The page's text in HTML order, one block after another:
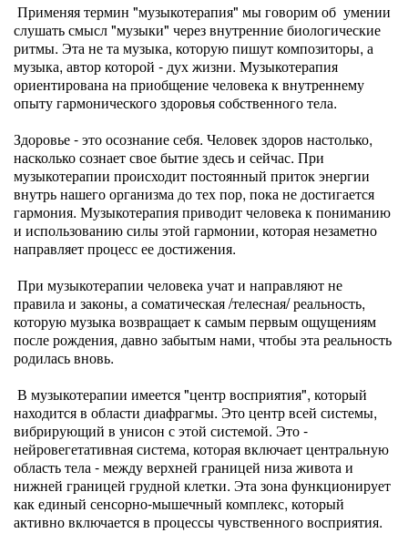
Применяя термин "музыкотерапия" мы говорим об умении
слушать смысл "музыки" через внутренние биологические
ритмы. Эта не та музыка, которую пишут композиторы, а
музыка, автор которой - дух жизни. Музыкотерапия
ориентирована на приобщение человека к внутреннему
опыту гармонического здоровья собственного тела.
Здоровье - это осознание себя. Человек здоров настолько,
насколько сознает свое бытие здесь и сейчас. При
музыкотерапии происходит постоянный приток энергии
внутрь нашего организма до тех пор, пока не достигается
гармония. Музыкотерапия приводит человека к пониманию
и использованию силы этой гармонии, которая незаметно
направляет процесс ее достижения.
При музыкотерапии человека учат и направляют не
правила и законы, а соматическая /телесная/ реальность,
которую музыка возвращает к самым первым ощущениям
после рождения, давно забытым нами, чтобы эта реальность
родилась вновь.
В музыкотерапии имеется "центр восприятия", который
находится в области диафрагмы. Это центр всей системы,
вибрирующий в унисон с этой системой. Это -
нейровегетативная система, которая включает центральную
область тела - между верхней границей низа живота и
нижней границей грудной клетки. Эта зона функционирует
как единый сенсорно-мышечный комплекс, который
активно включается в процессы чувственного восприятия.